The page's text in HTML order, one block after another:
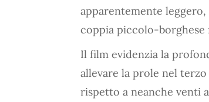
apparentemente
coppia piccolo-borghese
Il film evidenzia la
allevare la prole nel
rispetto a neanche venti